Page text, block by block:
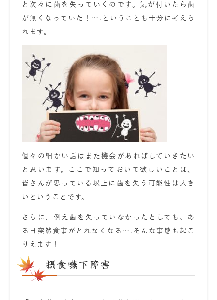
と次々に歯を失っていくのです。 気が付いたら歯
が無くなっていた！….ということも十分に考えら
れます。
個々の細かい話はまた機会があればしていきたい
と思います。ここで知っておいて欲しいことは、
皆さんが思っている以上に歯を失う可能性は大き
いということです。
さらに、例え歯を失っていなかったとしても、あ
る日突然食事がとれなくなる….そんな事態も起こ
りえます！
摂食嚥下障害